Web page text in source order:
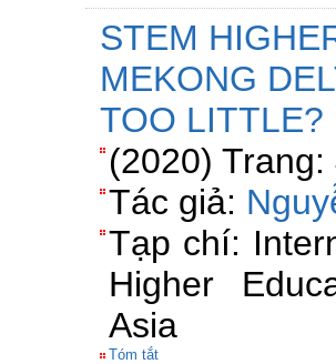
STEM
MEKONG
TOO LITTLE?
(2020)
Tác giả:
Tạp chí:
Higher
Asia
Tóm tắt